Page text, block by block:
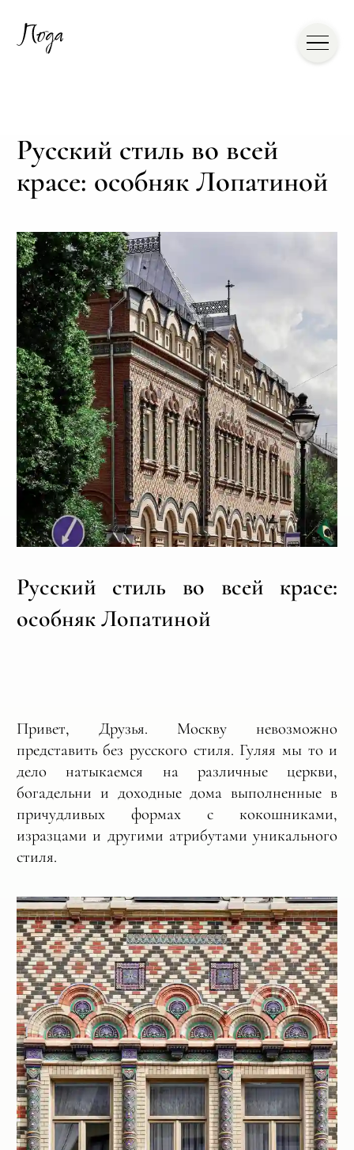
Русский стиль во всей
красе: особняк Лопатиной
Русский стиль во всей красе:
особняк Лопатиной
Привет, Друзья. Москву невозможно
представить без русского стиля. Гуляя мы то и
дело натыкаемся на различные церкви,
богадельни и доходные дома выполненные в
причудливых формах с кокошниками,
изразцами и другими атрибутами уникального
стиля.